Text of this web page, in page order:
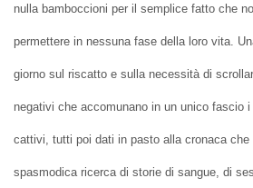
nulla bamboccioni per il semplice fatto che
permettere in nessuna fase della loro vita.
giorno sul riscatto e sulla necessità di
negativi che accomunano in un unico fascio
cattivi, tutti poi dati in pasto alla cronaca che
spasmodica ricerca di storie di sangue, di